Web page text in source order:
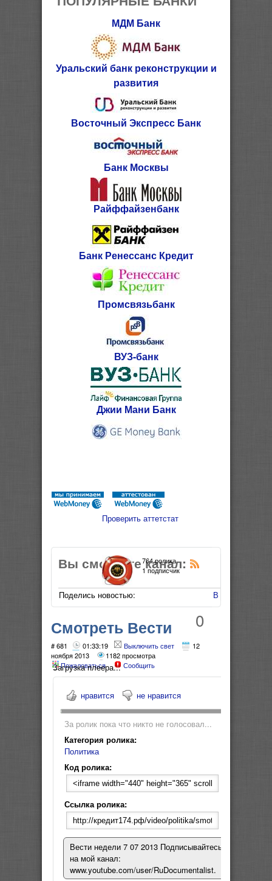
МДМ Банк
Уральский банк реконструкции и
развития
Восточный Экспресс Банк
Банк Москвы
Райффайзенбанк
Банк Ренессанс Кредит
Промсвязьбанк
ВУЗ-банк
Джии Мани Банк
Проверить аттетстат
Вы смотрите канал:
Поделись новостью: В Мой Мир
764 ролика
1 подписчик
0
Смотреть Вести
недели 7 07 2013
# 681 01:33:19 Выключить свет
12
ноября 2013
1182 просмотра
Пожаловаться
Сообщить
Загрузка плеера...
нравится не нравится
За ролик пока что никто не голосовал...
Категория ролика:
Политика
Код ролика:
Ссылка ролика:
Вести недели 7 07 2013 Подписывайтесь
на мой канал:
www.youtube.com/user/RuDocumentalist.